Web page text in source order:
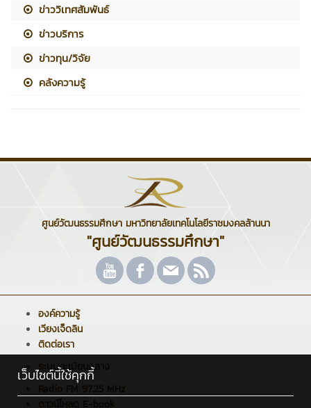
ข่าววิเทศสัมพันธ์
ข่าวบริการ
ข่าวทุน/วิจัย
คลังความรู้
ศูนย์วัฒนธรรมศึกษา มหาวิทยาลัยเทคโนโลยีราชมงคลล้านนา
"ศูนย์วัฒนธรรมศึกษา"
องค์ความรู้
เวียงเจ็ดลิน
ติดต่อเรา
ระบบทะเบียนกลาง
Radio FM 97.25 MHz
ดาวน์โหลด E-book
เว็บไซต์นี้ใช้คุกกี้